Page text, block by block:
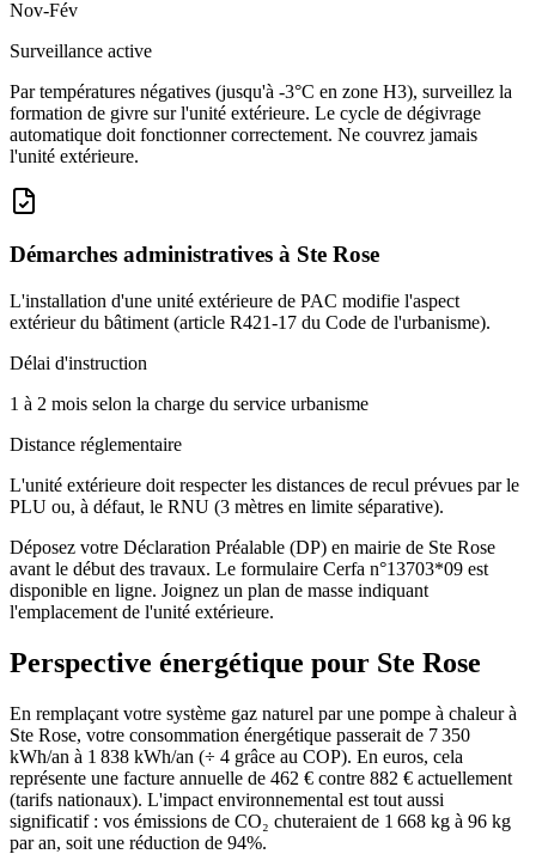
Nov-Fév
Surveillance active
Par températures négatives (jusqu'à -3°C en zone H3), surveillez la
formation de givre sur l'unité extérieure. Le cycle de dégivrage
automatique doit fonctionner correctement. Ne couvrez jamais
l'unité extérieure.
Démarches administratives à Ste Rose
L'installation d'une unité extérieure de PAC modifie l'aspect
extérieur du bâtiment (article R421-17 du Code de l'urbanisme).
Délai d'instruction
1 à 2 mois selon la charge du service urbanisme
Distance réglementaire
L'unité extérieure doit respecter les distances de recul prévues par le
PLU ou, à défaut, le RNU (3 mètres en limite séparative).
Déposez votre Déclaration Préalable (DP) en mairie de Ste Rose
avant le début des travaux. Le formulaire Cerfa n°13703*09 est
disponible en ligne. Joignez un plan de masse indiquant
l'emplacement de l'unité extérieure.
Perspective énergétique pour Ste Rose
En remplaçant votre système gaz naturel par une pompe à chaleur à
Ste Rose, votre consommation énergétique passerait de 7 350
kWh/an à 1 838 kWh/an (÷ 4 grâce au COP). En euros, cela
représente une facture annuelle de 462 € contre 882 € actuellement
(tarifs nationaux). L'impact environnemental est tout aussi
significatif : vos émissions de CO₂ chuteraient de 1 668 kg à 96 kg
par an, soit une réduction de 94%.